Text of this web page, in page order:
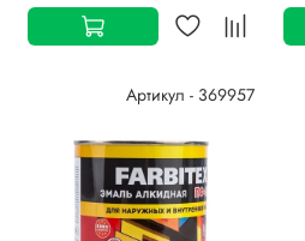
Артикул - 369957